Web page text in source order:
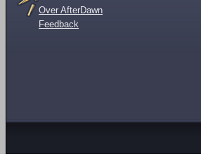
Over AfterDawn
Feedback